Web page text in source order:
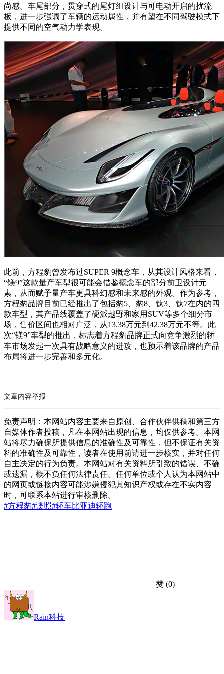
尚感。车尾部分，贯穿式的尾灯组设计与可电动开启的扰流
板，进一步强调了车辆的运动属性，并有望在不同驾驶模式下
提供不同的空气动力学表现。
此前，方程豹曾发布过SUPER 9概念车，从其设计风格来看，
“镁9”这款量产车型很可能会借鉴概念车的部分前卫设计元
素，从而赋予量产车更具科幻感和未来感的外观。作为参考，
方程豹品牌目前已经推出了包括豹5、豹8、钛3、钛7在内的四
款车型，其产品线覆盖了硬派越野和家用SUV等多个细分市
场，售价区间也相对广泛，从13.38万元到42.38万元不等。此
次“镁9”车型的推出，标志着方程豹品牌正式向竞争激烈的轿
车市场发起一次具有战略意义的进攻，也预示着该品牌的产品
布局将进一步完善和多元化。
文章内容举报
免责声明：本网站内容主要来自原创、合作伙伴供稿和第三方
自媒体作者投稿，凡在本网站出现的信息，均仅供参考。本网
站将尽力确保所提供信息的准确性及可靠性，但不保证有关资
料的准确性及可靠性，读者在使用前请进一步核实，并对任何
自主决定的行为负责。本网站对有关资料所引致的错误、不确
或遗漏，概不负任何法律责任。任何单位或个人认为本网站中
的网页或链接内容可能涉嫌侵犯其知识产权或存在不实内容
时，可联系本站进行审核删除。
#方程豹#谍照#轿车比亚迪轿跑
赞 (0)
Rain科技